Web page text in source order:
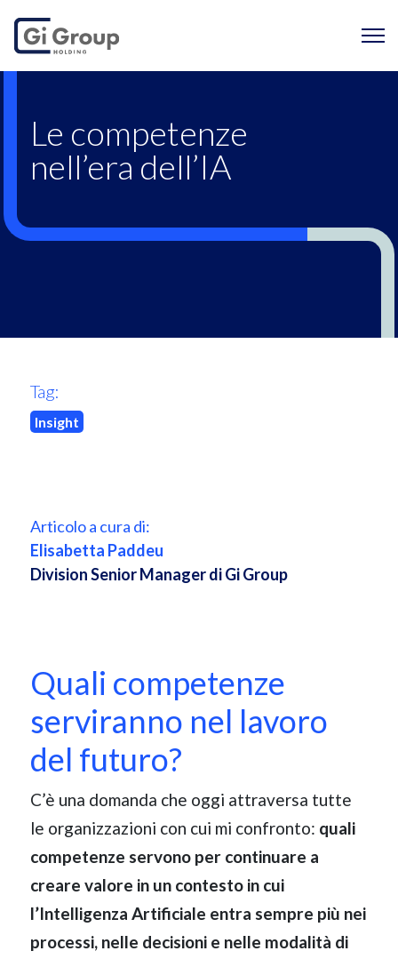
Le competenze
nell’era dell’IA
Tag:
Insight
Articolo a cura di:
Elisabetta Paddeu
Division Senior Manager di Gi Group
Quali competenze
serviranno nel lavoro
del futuro?
C’è una domanda che oggi attraversa tutte
le organizzazioni con cui mi confronto: quali
competenze servono per continuare a
creare valore in un contesto in cui
l’Intelligenza Artificiale entra sempre più nei
processi, nelle decisioni e nelle modalità di